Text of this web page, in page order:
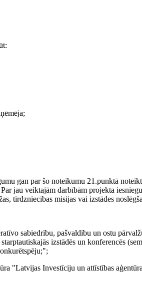
gan par šo noteikumu 21.punktā
jau veiktajām darbībām projekta
tirdzniecības misijas vai izstādes
sabiedrību, pašvaldību un ostu
izstādēs un konferencēs
"Latvijas Investīciju un attīstības